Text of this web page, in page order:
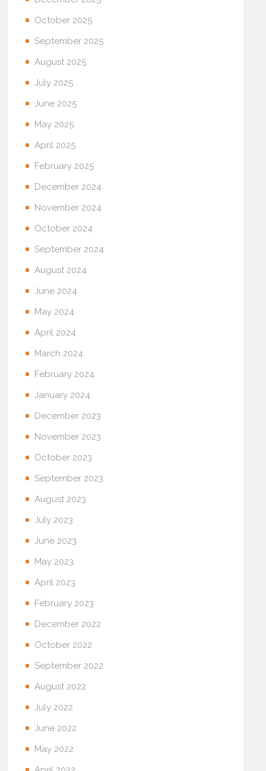
October 2025
September 2025
August 2025
July 2025
June 2025
May 2025
April 2025
February 2025
December 2024
November 2024
October 2024
September 2024
August 2024
June 2024
May 2024
April 2024
March 2024
February 2024
January 2024
December 2023
November 2023
October 2023
September 2023
August 2023
July 2023
June 2023
May 2023
April 2023
February 2023
December 2022
October 2022
September 2022
August 2022
July 2022
June 2022
May 2022